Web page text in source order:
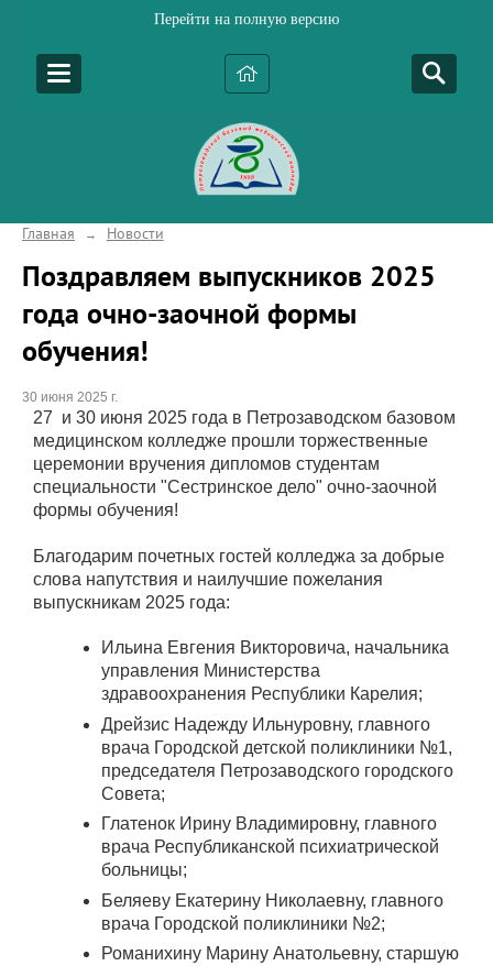
Перейти на полную версию
Главная → Новости
Поздравляем выпускников 2025
года очно-заочной формы
обучения!
30 июня 2025 г.
27 и 30 июня 2025 года в Петрозаводском базовом
медицинском колледже прошли торжественные
церемонии вручения дипломов студентам
специальности "Сестринское дело" очно-заочной
формы обучения!
Благодарим почетных гостей колледжа за добрые
слова напутствия и наилучшие пожелания
выпускникам 2025 года:
Ильина Евгения Викторовича, начальника
управления Министерства
здравоохранения Республики Карелия;
Дрейзис Надежду Ильнуровну, главного
врача Городской детской поликлиники №1,
председателя Петрозаводского городского
Совета;
Глатенок Ирину Владимировну, главного
врача Республиканской психиатрической
больницы;
Беляеву Екатерину Николаевну, главного
врача Городской поликлиники №2;
Романихину Марину Анатольевну, старшую